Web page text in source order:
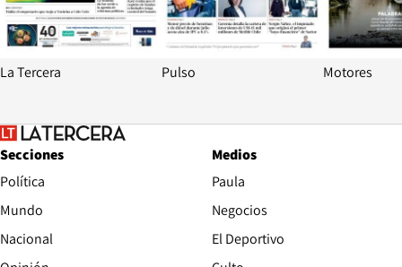
La Tercera Pulso Motores
Secciones
Política
Mundo
Nacional
Medios
Paula
Negocios
El Deportivo